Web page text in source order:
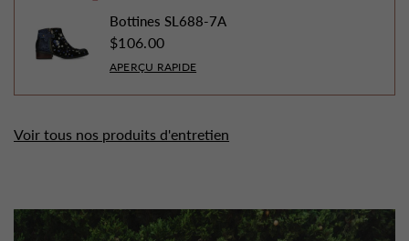
Bottines SL688-7A
$106.00
APERÇU RAPIDE
Voir tous nos produits d'entretien